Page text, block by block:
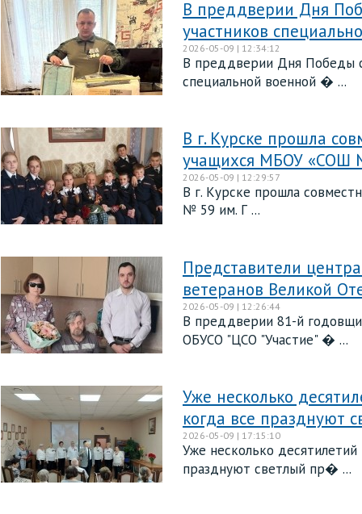
В преддверии Дня
участников
2026-05-09 | 12:34:12
В преддверии Дня Победы
специальной военной � ...
В г. Курске прошла
учащихся МБОУ «СОШ
2026-05-09 | 12:29:57
В г. Курске прошла
№ 59 им. Г ...
Представители
ветеранов Великой
2026-05-09 | 12:26:44
В преддверии 81-й
ОБУСО "ЦСО "Участие" � ...
Уже несколько
когда все празднуют
2026-05-09 | 17:15:10
Уже несколько
празднуют светлый пр� ...